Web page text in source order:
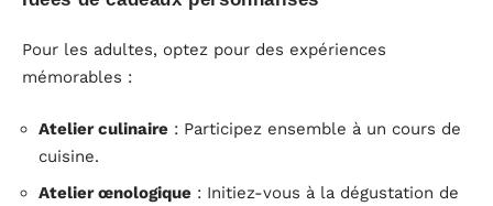
Pour les adultes, optez pour des expériences
mémorables :
Atelier culinaire : Participez ensemble à un cours de
cuisine.
Atelier œnologique : Initiez-vous à la dégustation de